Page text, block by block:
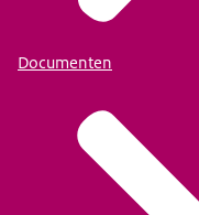
Documenten